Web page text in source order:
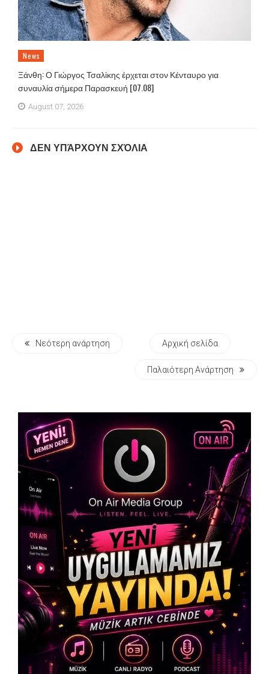
News
Ξάνθη: Ο Γιώργος Τσαλίκης έρχεται στον Κένταυρο για
συναυλία σήμερα Παρασκευή [07.08]
August 07, 2026
ΔΕΝ ΥΠΆΡΧΟΥΝ ΣΧΌΛΙΑ
Νεότερη ανάρτηση Αρχική σελίδα
Παλαιότερη Ανάρτηση